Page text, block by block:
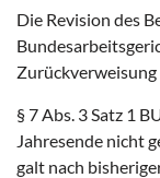
Die Revision des
Zurückverweisung
§ 7 Abs. 3 Satz 1
Jahresende nicht
galt nach